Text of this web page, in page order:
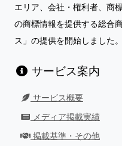
エリア、会社・権利者、商
の商標情報を提供する総合
ス」の提供を開始しました。
サービス案内
サービス概要
メディア掲載実績
掲載基準・その他